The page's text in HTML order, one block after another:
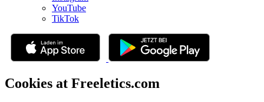
YouTube
TikTok
Cookies at Freeletics.com